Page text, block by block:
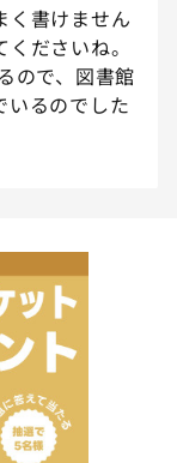
く書けません
ださいね。
ので、図書館
いるのでした